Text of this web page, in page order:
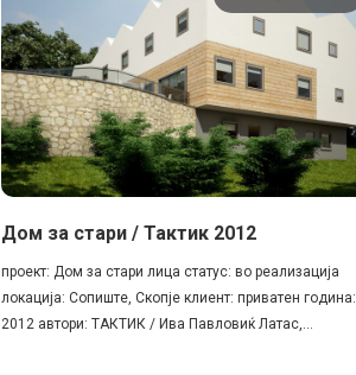
Дом за стари / Тактик 2012
проект: Дом за стари лица статус: во реализација
локација: Сопиште, Скопје клиент: приватен година:
2012 автори: ТАКТИК / Ива Павловиќ Латас,...